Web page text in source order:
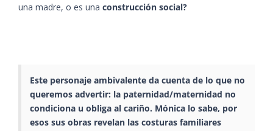
una madre, o es una construcción social?
Este personaje ambivalente da cuenta de lo que no
queremos advertir: la paternidad/maternidad no
condiciona u obliga al cariño. Mónica lo sabe, por
esos sus obras revelan las costuras familiares